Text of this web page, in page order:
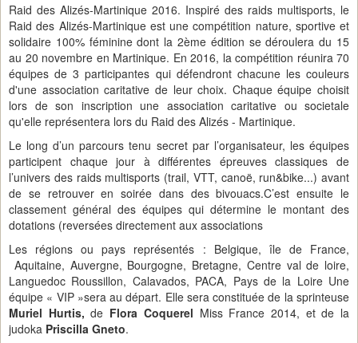
Raid des Alizés-Martinique 2016. Inspiré des raids multisports, le
Raid des Alizés-Martinique est une compétition nature, sportive et
solidaire 100% féminine dont la 2ème édition se déroulera du 15
au 20 novembre en Martinique. En 2016, la compétition réunira 70
équipes de 3 participantes qui défendront chacune les couleurs
d'une association caritative de leur choix. Chaque équipe choisit
lors de son inscription une association caritative ou societale
qu'elle représentera lors du Raid des Alizés - Martinique.
Le long d’un parcours tenu secret par l’organisateur, les équipes
participent chaque jour à différentes épreuves classiques de
l’univers des raids multisports (trail, VTT, canoë, run&bike...) avant
de se retrouver en soirée dans des bivouacs.C’est ensuite le
classement général des équipes qui détermine le montant des
dotations (reversées directement aux associations
Les régions ou pays représentés : Belgique, île de France,
Aquitaine, Auvergne, Bourgogne, Bretagne, Centre val de loire,
Languedoc Roussillon, Calavados, PACA, Pays de la Loire Une
équipe « VIP »sera au départ. Elle sera constituée de la sprinteuse
Muriel Hurtis, de Flora Coquerel Miss France 2014, et de la
judoka Priscilla Gneto.